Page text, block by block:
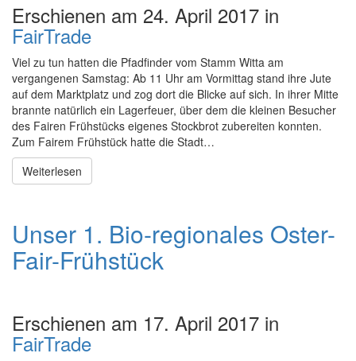
Erschienen am 24. April 2017 in
FairTrade
Viel zu tun hatten die Pfadfinder vom Stamm Witta am
vergangenen Samstag: Ab 11 Uhr am Vormittag stand ihre Jute
auf dem Marktplatz und zog dort die Blicke auf sich. In ihrer Mitte
brannte natürlich ein Lagerfeuer, über dem die kleinen Besucher
des Fairen Frühstücks eigenes Stockbrot zubereiten konnten.
Zum Fairem Frühstück hatte die Stadt…
Weiterlesen
Unser 1. Bio-regionales Oster-
Fair-Frühstück
Erschienen am 17. April 2017 in
FairTrade